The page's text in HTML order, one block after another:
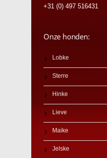
+31 (0) 497 516431
Onze honden:
Lobke
Sterre
Hinke
Lieve
Maike
Jelske